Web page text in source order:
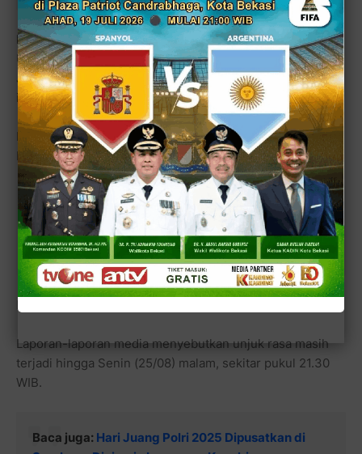
Demo ricuh, belasan pendemo ditangkap
Unjuk rasa sekelompok orang di sekitar gedung DPR,
Jakarta, yang berlangsung hingga Senin (25/08) malam
itu, akhirnya berlangsung ricuh.
Pengunjuk rasa memprotes gaji dan tunjangan anggota
DPR yang melebihi Rp100 juta.
Baca juga:Operasi Pasar Bagi Warga Bekasi di
Kejari Sambut HUT RI ke 80 & Peringatan Hari Lahir
Adhyaksa ke 80
Laporan-laporan media menyebutkan unjuk rasa masih
terjadi hingga Senin (25/08) malam, sekitar pukul 21.30
WIB.
Baca juga: Hari Juang Polri 2025 Dipusatkan di